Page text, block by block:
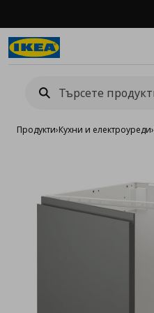
Продукти›Кухни и електроуреди›